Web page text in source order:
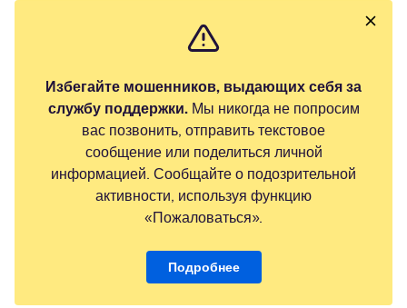
Избегайте мошенников, выдающих себя за
службу поддержки.Мы никогда не попросим
вас позвонить, отправить текстовое
сообщение или поделиться личной
информацией. Сообщайте о подозрительной
активности, используя функцию
«Пожаловаться».
Подробнее